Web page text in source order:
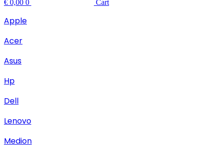
€ 0,00 0 Cart
Apple
Acer
Asus
Hp
Dell
Lenovo
Medion